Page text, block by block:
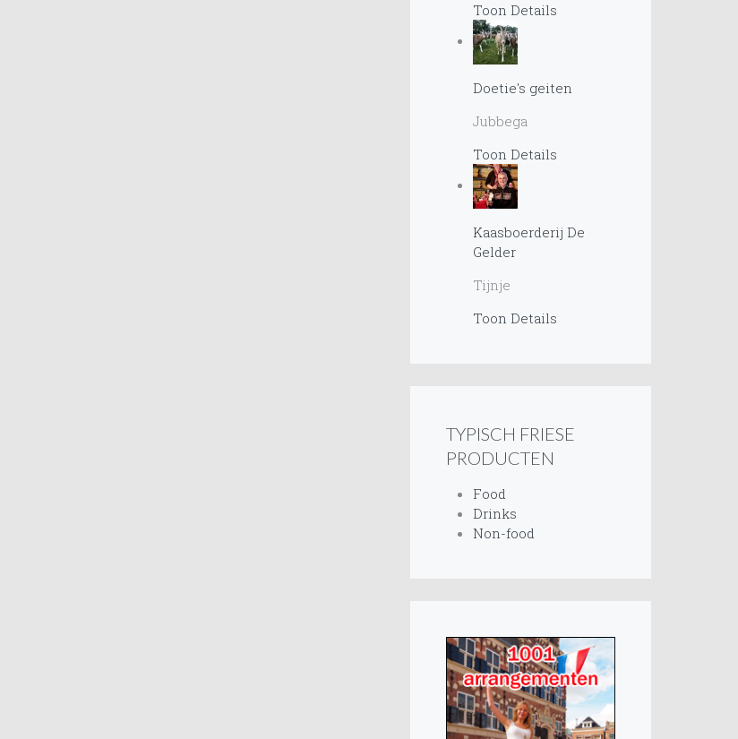
Toon Details
Doetie's geiten
Jubbega
Toon Details
Kaasboerderij De
Gelder
Tijnje
Toon Details
TYPISCH FRIESE
PRODUCTEN
Food
Drinks
Non-food